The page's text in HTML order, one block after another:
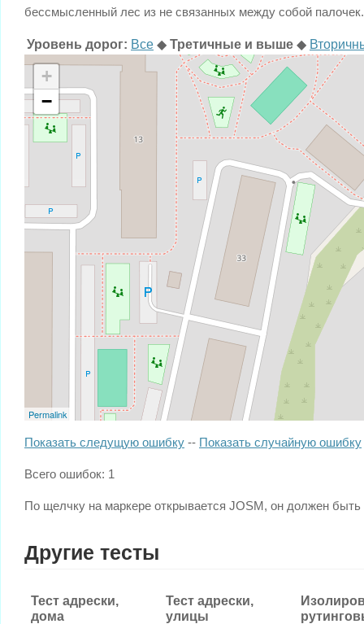
бессмысленный лес из не связанных между собой палочек.
Уровень дорог: Все ◆ Третичные и выше ◆
+
−
Permalink
Показать следущую ошибку -- Показать случайную ошибку
Всего ошибок: 1
По щелчку на маркере открывается JOSM, он должен
Другие тесты
Тест адрески,
дома
Тест адрески,
улицы